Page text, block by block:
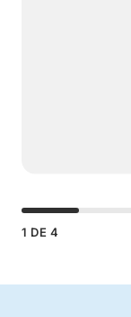
1 DE 4